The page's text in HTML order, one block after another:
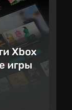
Xbox
игры